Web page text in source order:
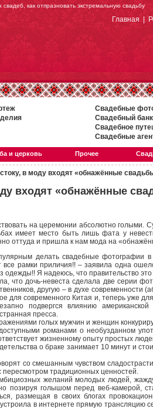
как отпразновать экстремальную свадьбу
Главная|
Свадебные
Свадебный
Свадебное
Свадебные
и церковь Прочее
в моду входят «обнажённые
входят «обнажённые
на церемонии абсолютно голыми.
имеет место быть лишь фата у
оттуда и пришла к нам мода на
делать свадебные фотографии в
все рамки приличия!! – заявила одна
Я надеюсь, что правительство это
что дочь-невеста сделала две серии
другую – в духе современности
для современного Китая и, теперь уже
подвергся влиянию американской
пресса.
голых мужчин и женщин
романами о необузданном
жизненному опыту простых
о браке занимает 10 минут и
со смешанным чувством
пересмотром традиционных ценностей.
желаний молодых людей,
позируя голышом перед веб-камерой,
размещая в своих блогах
в интернете прямую трансляцию